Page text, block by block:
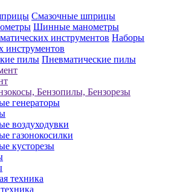
Смазочные шприцы
Шинные манометры
Наборы
инструментов
Пневматические пилы
Бензопилы, Бензорезы
генераторы
воздуходувки
газонокосилки
кусторезы